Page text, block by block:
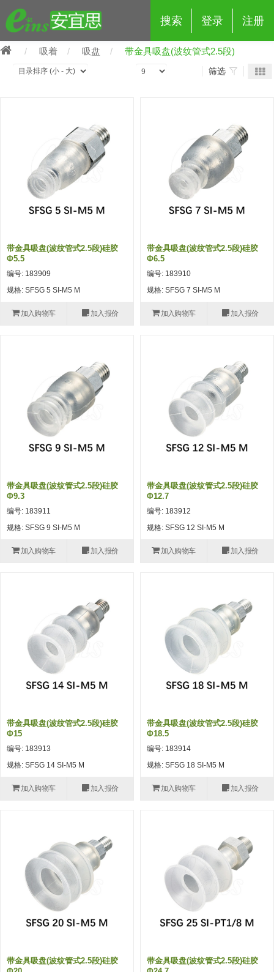
搜索 登录 注册
吸着 吸盘 带金具吸盘(波纹管式2.5段)
筛选
带金具吸盘(波纹管式2.5段)硅胶
Φ5.5
编号: 183909
规格: SFSG 5 SI-M5 M
加入购物车 加入报价
带金具吸盘(波纹管式2.5段)硅胶
Φ6.5
编号: 183910
规格: SFSG 7 SI-M5 M
加入购物车 加入报价
带金具吸盘(波纹管式2.5段)硅胶
Φ9.3
编号: 183911
规格: SFSG 9 SI-M5 M
加入购物车 加入报价
带金具吸盘(波纹管式2.5段)硅胶
Φ12.7
编号: 183912
规格: SFSG 12 SI-M5 M
加入购物车 加入报价
带金具吸盘(波纹管式2.5段)硅胶
Φ15
编号: 183913
规格: SFSG 14 SI-M5 M
加入购物车 加入报价
带金具吸盘(波纹管式2.5段)硅胶
Φ18.5
编号: 183914
规格: SFSG 18 SI-M5 M
加入购物车 加入报价
带金具吸盘(波纹管式2.5段)硅胶
带金具吸盘(波纹管式2.5段)硅胶
eins夹具治具配件
夹具交换 (210)
抓取 (264)
吸着 (519)
剪切 (171)
框架・模组 (427)
配管部品・传感器 (188)
轻量化·树脂部品 (18)
自动化 (2)
手动夹具交换 (15)
(139)
自动夹具交换(多关节机器人用)
手动夹具交换
自动型快速交换用夹具 (59)
自动型快速交换用夹具-配件 (80)
自动夹具交换(多关节机器人用)
自动型快速交换用夹具(多关节机
抓取
吸盘 (356)
吸着金具 (120)
其他真空配件 (42)
吸盘(嵌入式) (52)
吸盘(螺丝固定式) (6)
吸盘(TR&TRN) (63)
吸盘(附海绵) (10)
吸盘用配件(EP海绵、静电消除片)
带金具吸盘(扁平真空式) (30)
带金具吸盘(长圆式) (16)
带金具吸盘(波纹管式1.5段) (19)
吸盘(薄钢板用) (7)
交换用吸盘 (85)
吸着金具
吸着金具(细微型、微型) (30)
吸着金具(大型) (8)
吸着金具(附保持机能) (2)
防转式金具(细微型、微型、小型)
固定式/微型气缸用/调整器(其他)
其他真空配件
真空发生器、过滤器、确认阀 (14)
气剪 (171)
框架・模组
钢管系列 (265)
型材系列・立体框架SUS (143)
标准夹具 (7)
钢管系列
钢管系列SUS钢管 (0)
钢管端盖，钢管切割器，夹持器
连接块/支架 (160)
基础框架 (47)
吸着框架 (8)
夹取模组 (28)
型材系列・立体框架SUS
立体框架铝型材 (9)
连接块 (16)
支架 (3)
连接板 (14)
螺母 (10)
安装板・导轨・连接块・垫块・连
基础框架模组 (18)
夹取模组 (24)
限位模组 (4)
立体框架SUS方钢・方钢端盖・
连接金具 (15)
配管部品・传感器 (154)
配管部品・传感器
汇流板 (8)
接头 (49)
垫圈・气管接头・微型接头 (12)
气管剪刀・扎带・固定座 (9)
调节器・按键阀・手动按键 (6)
STAR传感器 (0)
限位开关 (2)
微型开关・限位开关 (6)
L型安装版(限位开关用) (4)
光电传感器 (2)
其它商品
螺丝・螺母・垫片 (12)
其它非目录商品 (8)
轻量化·树脂部品
轻量化·树脂部品(微型气缸) (2)
(8)
轻量化·树脂部品(汇流板) (4)
轻量化·树脂部品(钢管连接器) (4)
手动型快速交换用夹具
自动型快速交换用夹具
自动型快速交换用夹具-配件
自动型快速交换用夹具(多关节机
微型气缸用配件
矩形气缸用配件
水口夹具
缓冲材料